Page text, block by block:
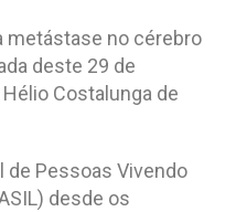
metástase no cérebro
deste 29 de
Costalunga de
de Pessoas Vivendo
desde os